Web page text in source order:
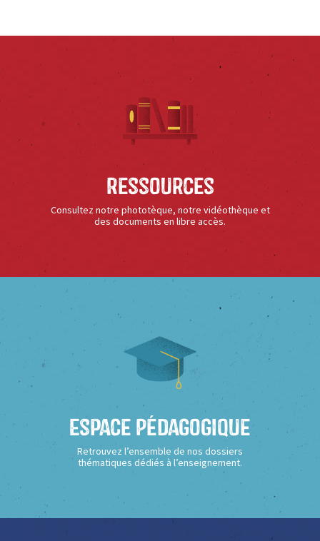
Ressources
Consultez notre phototèque, notre vidéothèque et
des documents en libre accès.
Espace Pédagogique
Retrouvez l’ensemble de nos dossiers
thématiques dédiés à l’enseignement.